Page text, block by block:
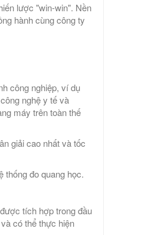
lược "win-win". Nền
hành cùng công ty
công nghiệp, ví dụ
nghệ y tế và
máy trên toàn thế
giải cao nhất và tốc
đo quang học.
tích hợp trong đầu
có thể thực hiện